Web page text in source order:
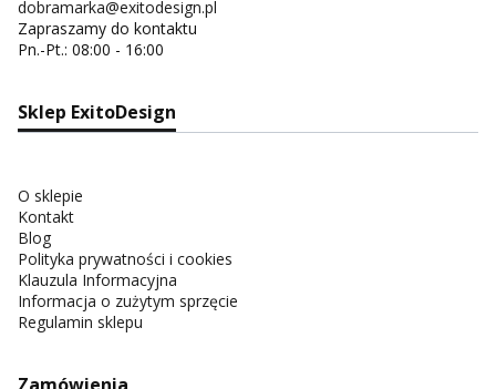
dobramarka@exitodesign.pl
Zapraszamy do kontaktu
Pn.-Pt.: 08:00 - 16:00
Sklep ExitoDesign
O sklepie
Kontakt
Blog
Polityka prywatności i cookies
Klauzula Informacyjna
Informacja o zużytym sprzęcie
Regulamin sklepu